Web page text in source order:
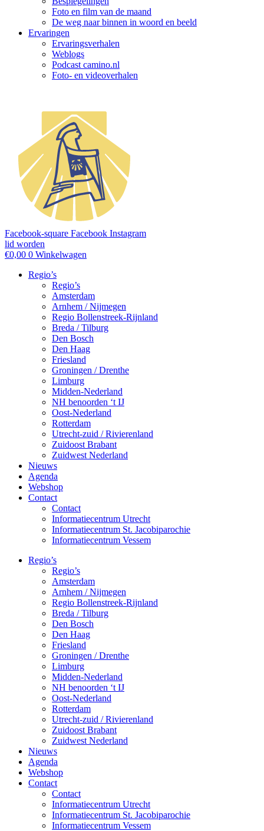
Foto en film van de maand
De weg naar binnen in woord en beeld
Ervaringen
Ervaringsverhalen
Weblogs
Podcast camino.nl
Foto- en videoverhalen
Facebook-square Facebook Instagram
lid worden
€0,00 0 Winkelwagen
Regio’s
Regio’s
Amsterdam
Arnhem / Nijmegen
Regio Bollenstreek-Rijnland
Breda / Tilburg
Den Bosch
Den Haag
Friesland
Groningen / Drenthe
Limburg
Midden-Nederland
NH benoorden ‘t IJ
Oost-Nederland
Rotterdam
Utrecht-zuid / Rivierenland
Zuidoost Brabant
Zuidwest Nederland
Nieuws
Agenda
Webshop
Contact
Contact
Informatiecentrum Utrecht
Informatiecentrum St. Jacobiparochie
Informatiecentrum Vessem
Regio’s
Regio’s
Amsterdam
Arnhem / Nijmegen
Regio Bollenstreek-Rijnland
Breda / Tilburg
Den Bosch
Den Haag
Friesland
Groningen / Drenthe
Limburg
Midden-Nederland
NH benoorden ‘t IJ
Oost-Nederland
Rotterdam
Utrecht-zuid / Rivierenland
Zuidoost Brabant
Zuidwest Nederland
Nieuws
Agenda
Webshop
Contact
Contact
Informatiecentrum Utrecht
Informatiecentrum St. Jacobiparochie
Informatiecentrum Vessem